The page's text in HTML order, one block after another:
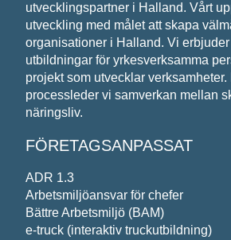
utvecklingspartner i Halland. Vårt
utveckling med målet att skapa
organisationer i Halland. Vi
utbildningar för yrkesverksamma
projekt som utvecklar
processleder vi samverkan mellan
näringsliv.
FÖRETAGSANPASSAT
ADR 1.3
Arbetsmiljöansvar för chefer
Bättre Arbetsmiljö (BAM)
e-truck (interaktiv truckutbildning)
Efternamn*
Epost*
Meddelande*